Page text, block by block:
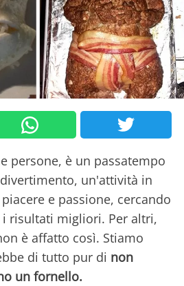
persone, è un passatempo
un'attività in
e passione, cercando
risultati migliori. Per altri,
è affatto così. Stiamo
di tutto pur di non
un fornello.